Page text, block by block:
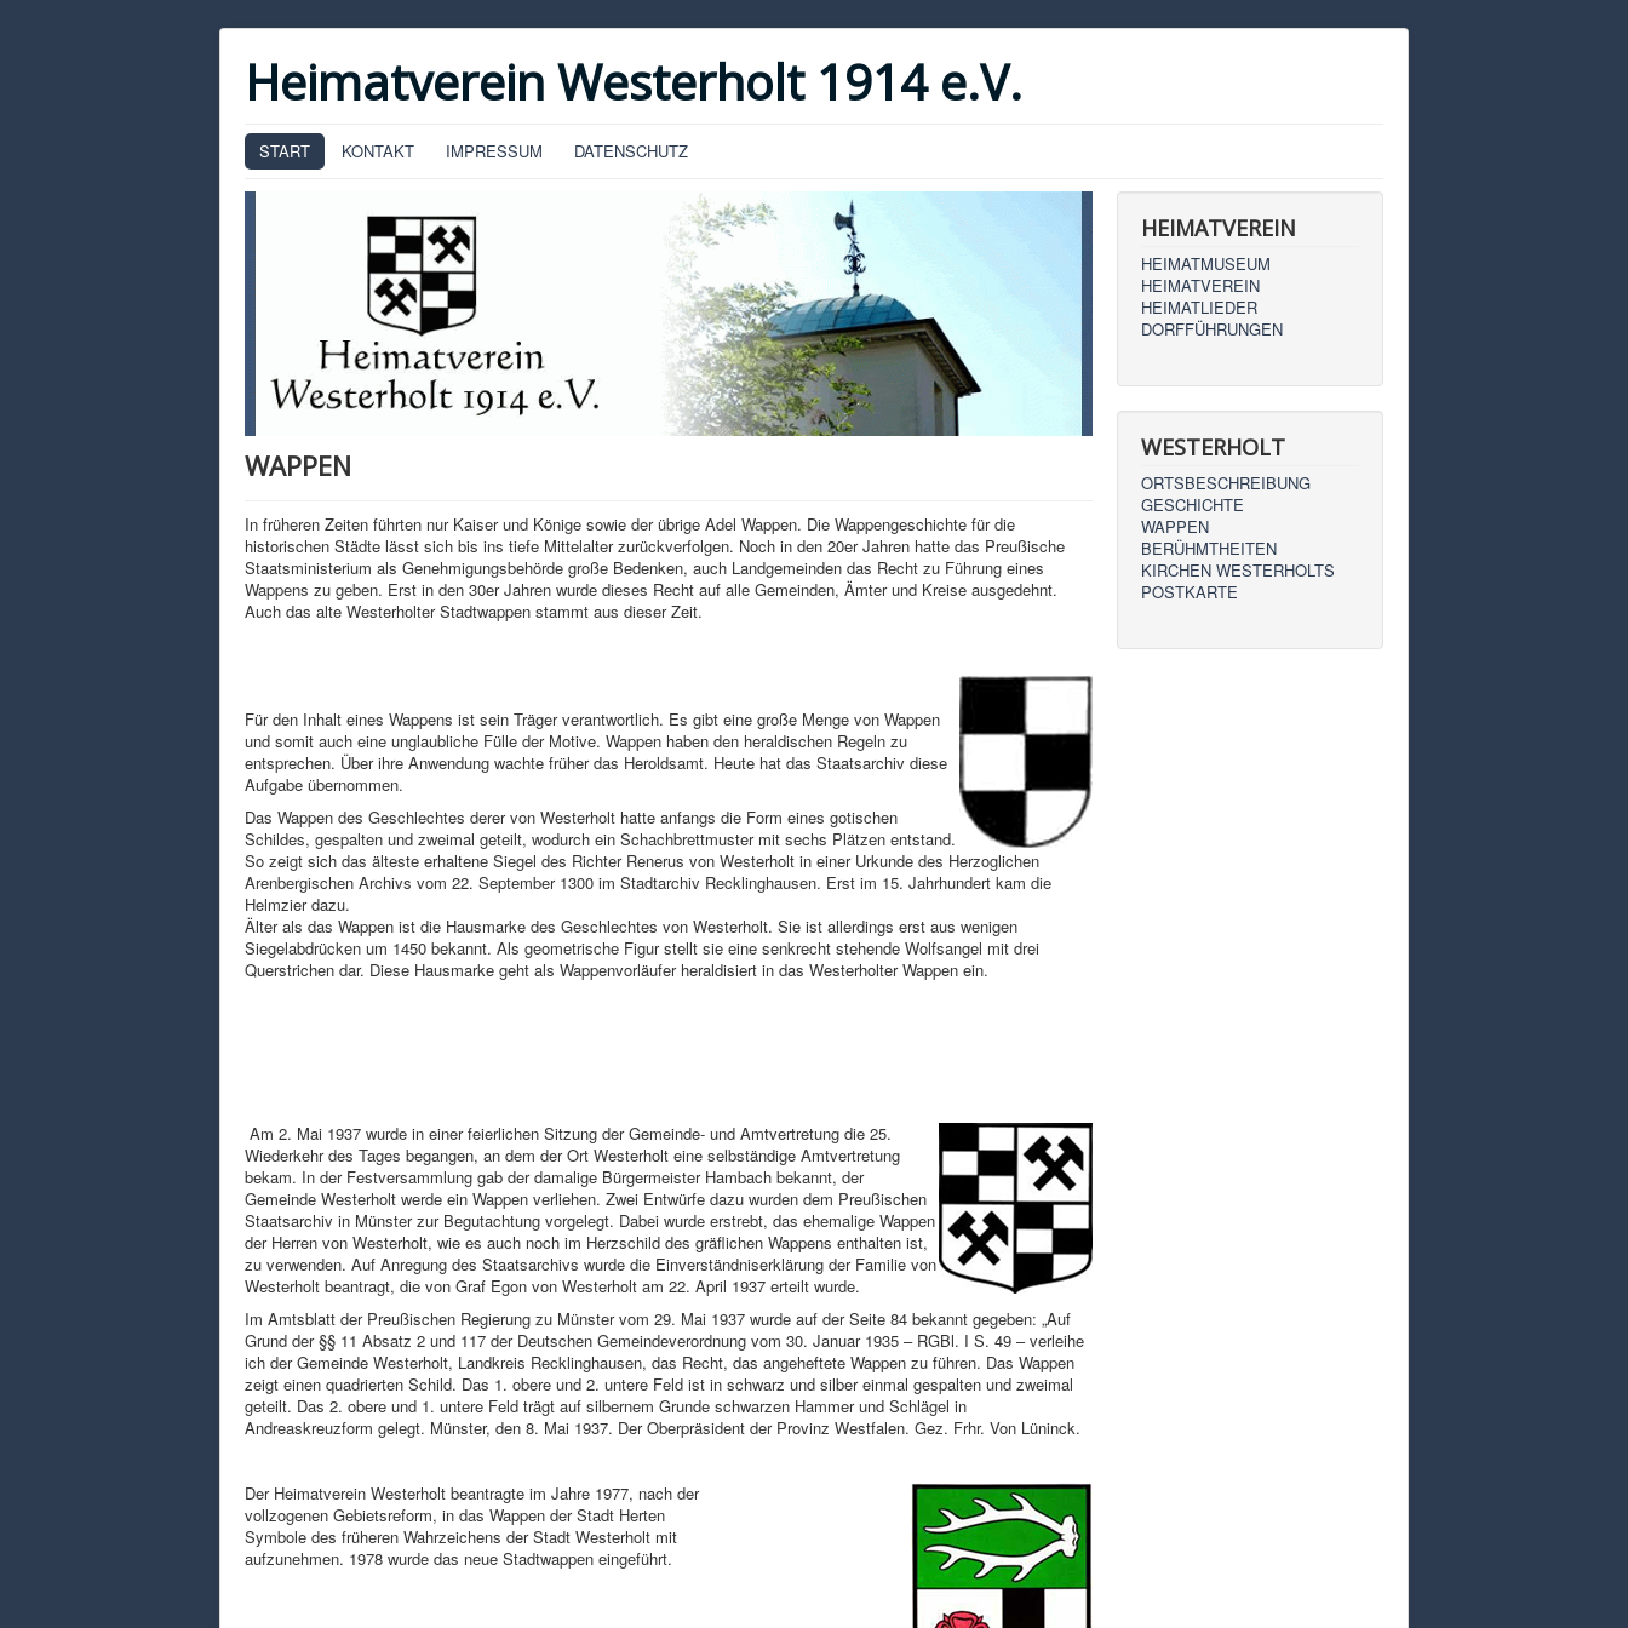
Heimatverein Westerholt 1914 e.V.
START KONTAKT IMPRESSUM DATENSCHUTZ
WAPPEN
In früheren Zeiten führten nur Kaiser und Könige sowie der übrige Adel Wappen. Die Wappengeschichte für die
historischen Städte lässt sich bis ins tiefe Mittelalter zurückverfolgen. Noch in den 20er Jahren hatte das Preußische
Staatsministerium als Genehmigungsbehörde große Bedenken, auch Landgemeinden das Recht zu Führung eines
Wappens zu geben. Erst in den 30er Jahren wurde dieses Recht auf alle Gemeinden, Ämter und Kreise ausgedehnt.
Auch das alte Westerholter Stadtwappen stammt aus dieser Zeit.
Für den Inhalt eines Wappens ist sein Träger verantwortlich. Es gibt eine große Menge von Wappen
und somit auch eine unglaubliche Fülle der Motive. Wappen haben den heraldischen Regeln zu
entsprechen. Über ihre Anwendung wachte früher das Heroldsamt. Heute hat das Staatsarchiv diese
Aufgabe übernommen.
Das Wappen des Geschlechtes derer von Westerholt hatte anfangs die Form eines gotischen
Schildes, gespalten und zweimal geteilt, wodurch ein Schachbrettmuster mit sechs Plätzen entstand.
So zeigt sich das älteste erhaltene Siegel des Richter Renerus von Westerholt in einer Urkunde des Herzoglichen
Arenbergischen Archivs vom 22. September 1300 im Stadtarchiv Recklinghausen. Erst im 15. Jahrhundert kam die
Helmzier dazu.
Älter als das Wappen ist die Hausmarke des Geschlechtes von Westerholt. Sie ist allerdings erst aus wenigen
Siegelabdrücken um 1450 bekannt. Als geometrische Figur stellt sie eine senkrecht stehende Wolfsangel mit drei
Querstrichen dar. Diese Hausmarke geht als Wappenvorläufer heraldisiert in das Westerholter Wappen ein.
Am 2. Mai 1937 wurde in einer feierlichen Sitzung der Gemeinde- und Amtvertretung die 25.
Wiederkehr des Tages begangen, an dem der Ort Westerholt eine selbständige Amtvertretung
bekam. In der Festversammlung gab der damalige Bürgermeister Hambach bekannt, der
Gemeinde Westerholt werde ein Wappen verliehen. Zwei Entwürfe dazu wurden dem Preußischen
Staatsarchiv in Münster zur Begutachtung vorgelegt. Dabei wurde erstrebt, das ehemalige Wappen
der Herren von Westerholt, wie es auch noch im Herzschild des gräflichen Wappens enthalten ist,
zu verwenden. Auf Anregung des Staatsarchivs wurde die Einverständniserklärung der Familie von
Westerholt beantragt, die von Graf Egon von Westerholt am 22. April 1937 erteilt wurde.
Im Amtsblatt der Preußischen Regierung zu Münster vom 29. Mai 1937 wurde auf der Seite 84 bekannt gegeben: „Auf
Grund der §§ 11 Absatz 2 und 117 der Deutschen Gemeindeverordnung vom 30. Januar 1935 – RGBl. I S. 49 – verleihe
ich der Gemeinde Westerholt, Landkreis Recklinghausen, das Recht, das angeheftete Wappen zu führen. Das Wappen
zeigt einen quadrierten Schild. Das 1. obere und 2. untere Feld ist in schwarz und silber einmal gespalten und zweimal
geteilt. Das 2. obere und 1. untere Feld trägt auf silbernem Grunde schwarzen Hammer und Schlägel in
Andreaskreuzform gelegt. Münster, den 8. Mai 1937. Der Oberpräsident der Provinz Westfalen. Gez. Frhr. Von Lüninck.
Der Heimatverein Westerholt beantragte im Jahre 1977, nach der
vollzogenen Gebietsreform, in das Wappen der Stadt Herten
Symbole des früheren Wahrzeichens der Stadt Westerholt mit
aufzunehmen. 1978 wurde das neue Stadtwappen eingeführt.
HEIMATVEREIN
HEIMATMUSEUM
HEIMATVEREIN
HEIMATLIEDER
DORFFÜHRUNGEN
WESTERHOLT
ORTSBESCHREIBUNG
GESCHICHTE
WAPPEN
BERÜHMTHEITEN
KIRCHEN WESTERHOLTS
POSTKARTE